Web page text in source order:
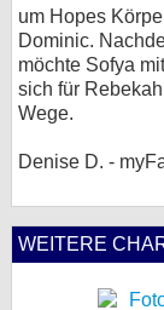
um Hopes
Dominic.
möchte Sofya
sich für
Wege.
Denise D. -
WEITERE